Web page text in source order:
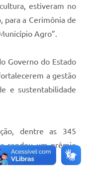
estiveram no
para a Cerimônia de
Agro”.
Governo do Estado
a gestão
e sustentabilidade
dentre as 345
rendeu um prêmio